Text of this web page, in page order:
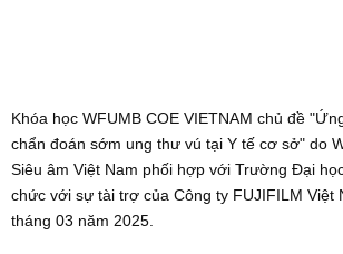
Khóa học WFUMB COE VIETNAM chủ đề
chẩn đoán sớm ung thư vú tại Y tế cơ sở" do
Siêu âm Việt Nam phối hợp với Trường Đại
chức với sự tài trợ của Công ty FUJIFILM Việt
tháng 03 năm 2025.